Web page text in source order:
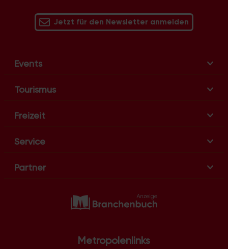
Jetzt für den Newsletter anmelden
Events
Tourismus
Freizeit
Service
Partner
Metropolenlinks